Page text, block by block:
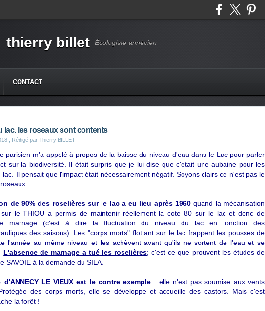
thierry billet Écologiste annécien
CONTACT
lac, les roseaux sont contents
, Rédigé par Thierry BILLET
parisien m'a appelé à propos de la baisse du niveau d'eau dans le Lac pour parler
sur la biodiversité. Il était surpris que je lui dise que c'était une aubaine pour les
lac. Il pensait que l'impact était nécessairement négatif. Soyons clairs ce n'est pas le
de 90% des roselières sur le lac a eu lieu après 1960quand la mécanisation
le THIOU a permis de maintenir réellement la cote 80 sur le lac et donc de
marnage (c'est à dire la fluctuation du niveau du lac en fonction des
des saisons). Les "corps morts" flottant sur le lac frappent les pousses de
l'année au même niveau et les achèvent avant qu'ils ne sortent de l'eau et se
L'absence de marnage a tué les roselières; c'est ce que prouvent les études de
SAVOIE à la demande du SILA.
d'ANNECY LE VIEUX est le contre exemple : elle n'est pas soumise aux vents
des corps morts, elle se développe et accueille des castors. Mais c'est
la forêt !